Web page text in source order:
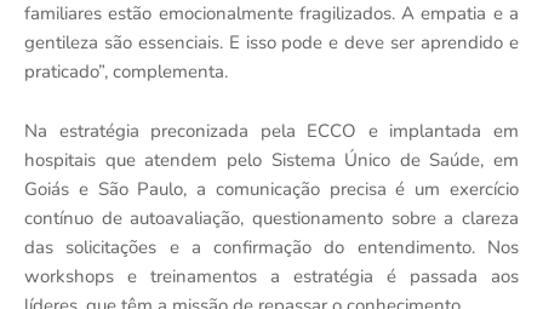
familiares estão emocionalmente fragilizados. A empatia e a
gentileza são essenciais. E isso pode e deve ser aprendido e
praticado”, complementa.
Na estratégia preconizada pela ECCO e implantada em
hospitais que atendem pelo Sistema Único de Saúde, em
Goiás e São Paulo, a comunicação precisa é um exercício
contínuo de autoavaliação, questionamento sobre a clareza
das solicitações e a confirmação do entendimento. Nos
workshops e treinamentos a estratégia é passada aos